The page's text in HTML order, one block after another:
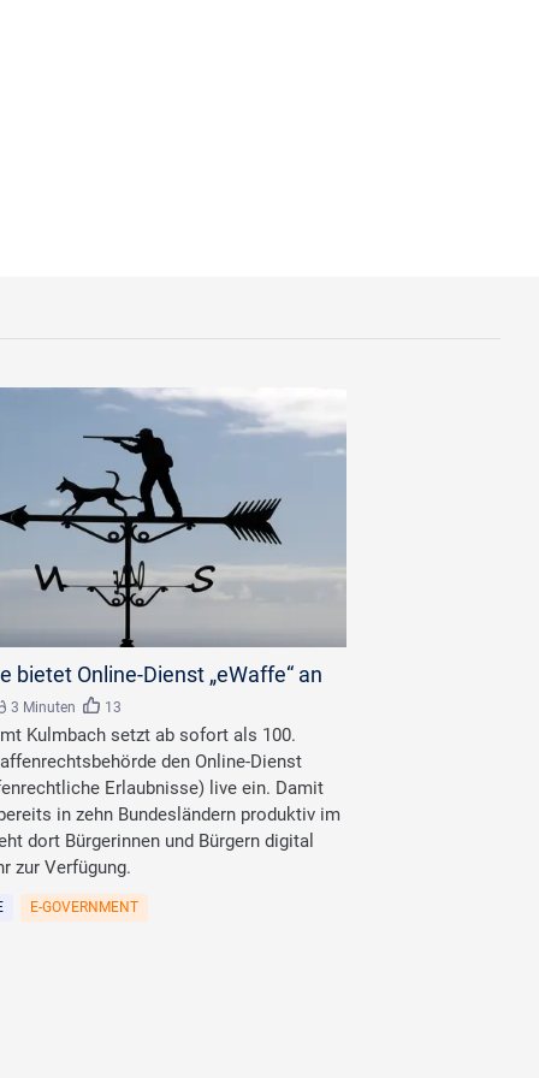
bietet Online-Dienst „eWaffe“ an
3 Minuten 13
Kulmbach setzt ab sofort als 100.
den Online-Dienst
Erlaubnisse) live ein. Damit
in zehn Bundesländern produktiv im
dort Bürgerinnen und Bürgern digital
zur Verfügung.
E-GOVERNMENT